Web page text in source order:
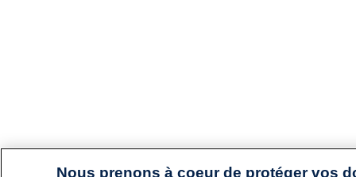
Nous prenons à coeur de protéger vos